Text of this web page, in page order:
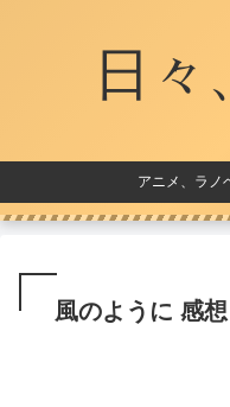
日々
アニメ、ラノ
風のように 感想